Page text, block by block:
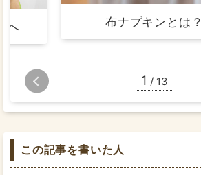
へ 布ナプキンとは？
1 / 13
この記事を書いた人